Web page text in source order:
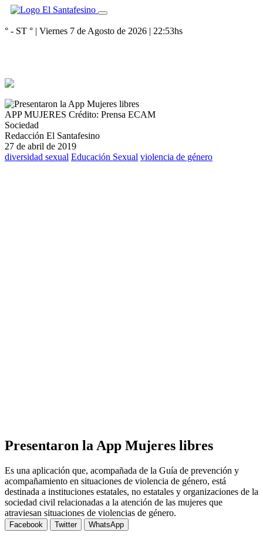
° - ST ° | Viernes 7 de Agosto de 2026 | 22:53hs
APP MUJERES Crédito: Prensa ECAM
Sociedad
Redacción El Santafesino
27 de abril de 2019
diversidad sexual Educación Sexual violencia de género
Presentaron la App Mujeres libres
Es una aplicación que, acompañada de la Guía de prevención y
acompañamiento en situaciones de violencia de género, está
destinada a instituciones estatales, no estatales y organizaciones de la
sociedad civil relacionadas a la atención de las mujeres que
atraviesan situaciones de violencias de género.
Facebook Twitter WhatsApp